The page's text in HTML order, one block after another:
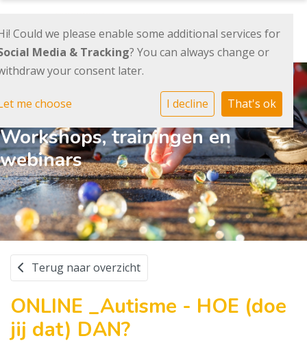
Workshops, trainingen en
webinars
Terug naar overzicht
ONLINE _Autisme - HOE (doe
jij dat) DAN?
Could we please enable some additional services for
Media & Tracking? You can always change or
your consent later.
me choose I decline That's ok